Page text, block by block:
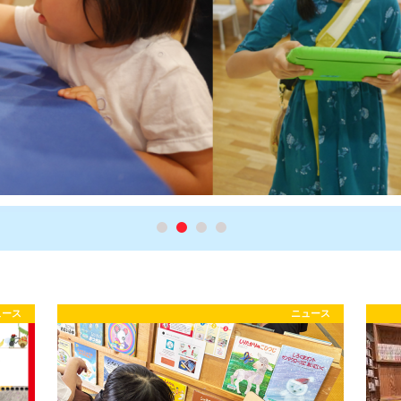
ス ニュース